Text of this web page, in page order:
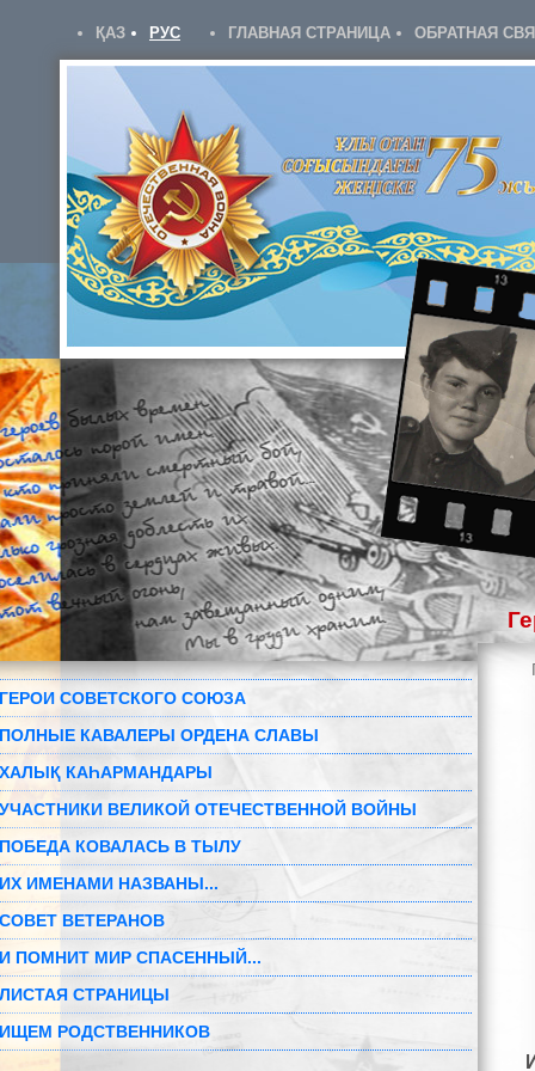
ҚАЗ РУС ГЛАВНАЯ СТРАНИЦА ОБРАТНАЯ
ГЕРОИ СОВЕТСКОГО СОЮЗА
ПОЛНЫЕ КАВАЛЕРЫ ОРДЕНА СЛАВЫ
ХАЛЫҚ КАҺАРМАНДАРЫ
УЧАСТНИКИ ВЕЛИКОЙ ОТЕЧЕСТВЕННОЙ ВОЙНЫ
ПОБЕДА КОВАЛАСЬ В ТЫЛУ
ИХ ИМЕНАМИ НАЗВАНЫ...
СОВЕТ ВЕТЕРАНОВ
И ПОМНИТ МИР СПАСЕННЫЙ...
ЛИСТАЯ СТРАНИЦЫ
ИЩЕМ РОДСТВЕННИКОВ